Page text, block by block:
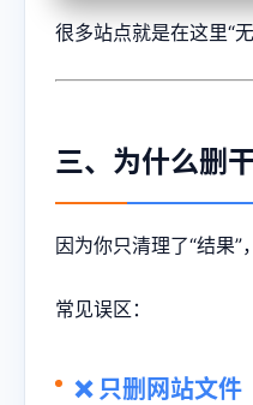
很多站点就是在这里“无
三、为什么删
因为你只清理了“结果”
常见误区：
❌ 只删网站文件